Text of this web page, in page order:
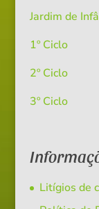
Jardim de
1º Ciclo
2º Ciclo
3º Ciclo
Litígios de